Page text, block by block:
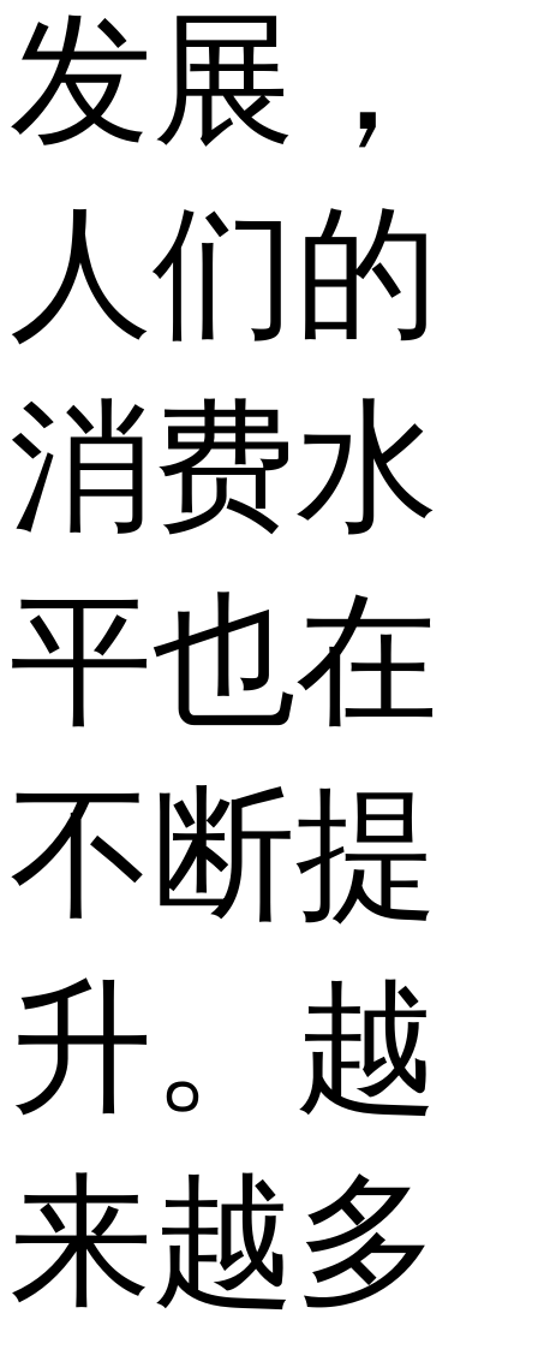
发展，
人们的
消费水
平也在
不断提
升。越
来越多